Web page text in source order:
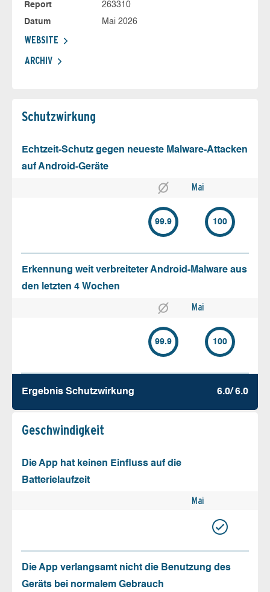
Report
263310
Datum
Mai 2026
WEBSITE
ARCHIV
Schutz­wirkung
Echtzeit-Schutz gegen neueste Malware-Attacken
auf Android-Geräte
Mai
99.9 100
Erkennung weit verbreiteter Android-Malware aus
den letzten 4 Wochen
Mai
99.9 100
Ergebnis Schutz­wirkung 6.0/ 6.0
Geschw­indigkeit
Die App hat keinen Einfluss auf die
Batterielaufzeit
Mai
Die App verlangsamt nicht die Benutzung des
Geräts bei normalem Gebrauch